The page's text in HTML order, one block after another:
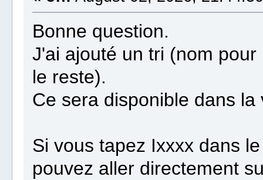
Bonne question.
J'ai ajouté un tri (nom
le reste).
Ce sera disponible dans
Si vous tapez Ixxxx dans
pouvez aller directement